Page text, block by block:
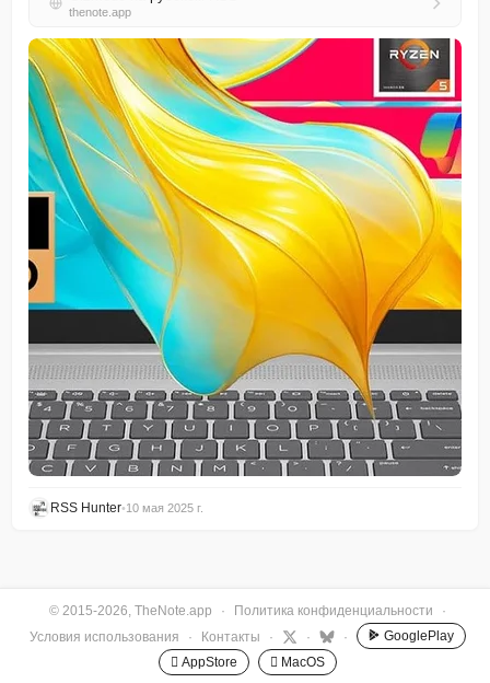
thenote.app
RSS Hunter•10 мая 2025 г.
© 2015-2026, TheNote.app · Политика конфиденциальности
·
Условия использования
· Контакты · · ·
GooglePlay
 AppStore
 MacOS